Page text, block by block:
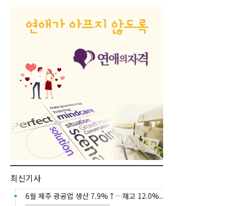
최신기사
6월 제주 광공업 생산 7.9%↑…재고 12.0%..